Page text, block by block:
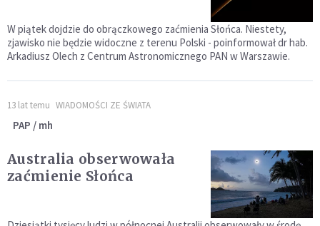
W piątek dojdzie do obrączkowego zaćmienia Słońca. Niestety,
zjawisko nie będzie widoczne z terenu Polski - poinformował dr hab.
Arkadiusz Olech z Centrum Astronomicznego PAN w Warszawie.
13 lat temu WIADOMOŚCI ZE ŚWIATA
PAP / mh
Australia obserwowała
zaćmienie Słońca